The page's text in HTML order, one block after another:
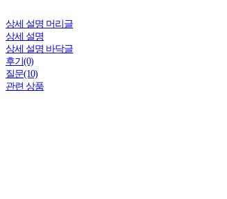
상세 설명 머리글
상세 설명
상세 설명 바닥글
후기(0)
질문(10)
관련 상품